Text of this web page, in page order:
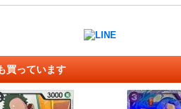
買っています